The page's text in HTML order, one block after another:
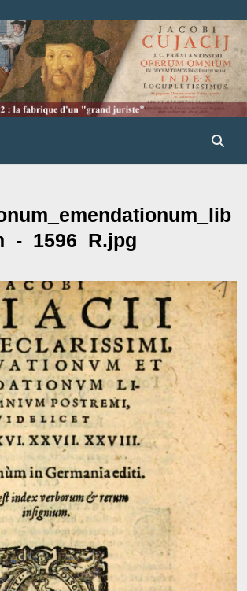
_1596_R.jpg